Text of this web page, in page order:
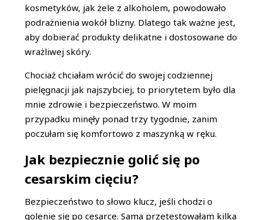
kosmetyków, jak żele z alkoholem, powodowało
podrażnienia wokół blizny. Dlatego tak ważne jest,
aby dobierać produkty delikatne i dostosowane do
wrażliwej skóry.
Chociaż chciałam wrócić do swojej codziennej
pielęgnacji jak najszybciej, to priorytetem było dla
mnie zdrowie i bezpieczeństwo. W moim
przypadku minęły ponad trzy tygodnie, zanim
poczułam się komfortowo z maszynką w ręku.
Jak bezpiecznie golić się po
cesarskim cięciu?
Bezpieczeństwo to słowo klucz, jeśli chodzi o
golenie się po cesarce. Sama przetestowałam kilka